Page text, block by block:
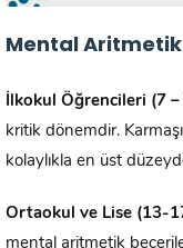
Mental
İlkokul Öğrencileri (7 –
kritik dönemdir.
kolaylıkla en üst
Ortaokul ve Lise (13-
mental aritmetik